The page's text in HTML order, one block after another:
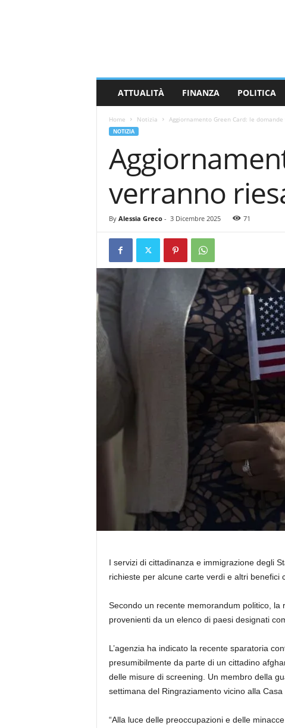
ATTUALITÀ FINANZA POLITICA
Home Notizia Aggiornamento Green Card: le
NOTIZIA
verranno
By Alessia Greco- 3 Dicembre 2025 71
I servizi di cittadinanza e immigrazione degli
richieste per alcune carte verdi e altri benefici
Secondo un recente memorandum politico,
provenienti da un elenco di paesi designati
L’agenzia ha indicato la recente sparatoria
presumibilmente da parte di un cittadino
delle misure di screening. Un membro della
settimana del Ringraziamento vicino alla Casa
“Alla luce delle preoccupazioni e delle